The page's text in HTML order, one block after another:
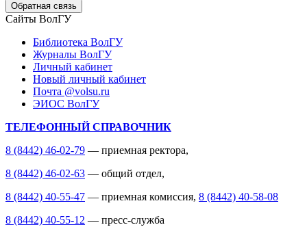
Обратная связь
Сайты ВолГУ
Библиотека ВолГУ
Журналы ВолГУ
Личный кабинет
Новый личный кабинет
Почта @volsu.ru
ЭИОС ВолГУ
ТЕЛЕФОННЫЙ СПРАВОЧНИК
8 (8442) 46-02-79 — приемная ректора,
8 (8442) 46-02-63 — общий отдел,
8 (8442) 40-55-47 — приемная комиссия, 8 (8442) 40-58-08
8 (8442) 40-55-12 — пресс-служба